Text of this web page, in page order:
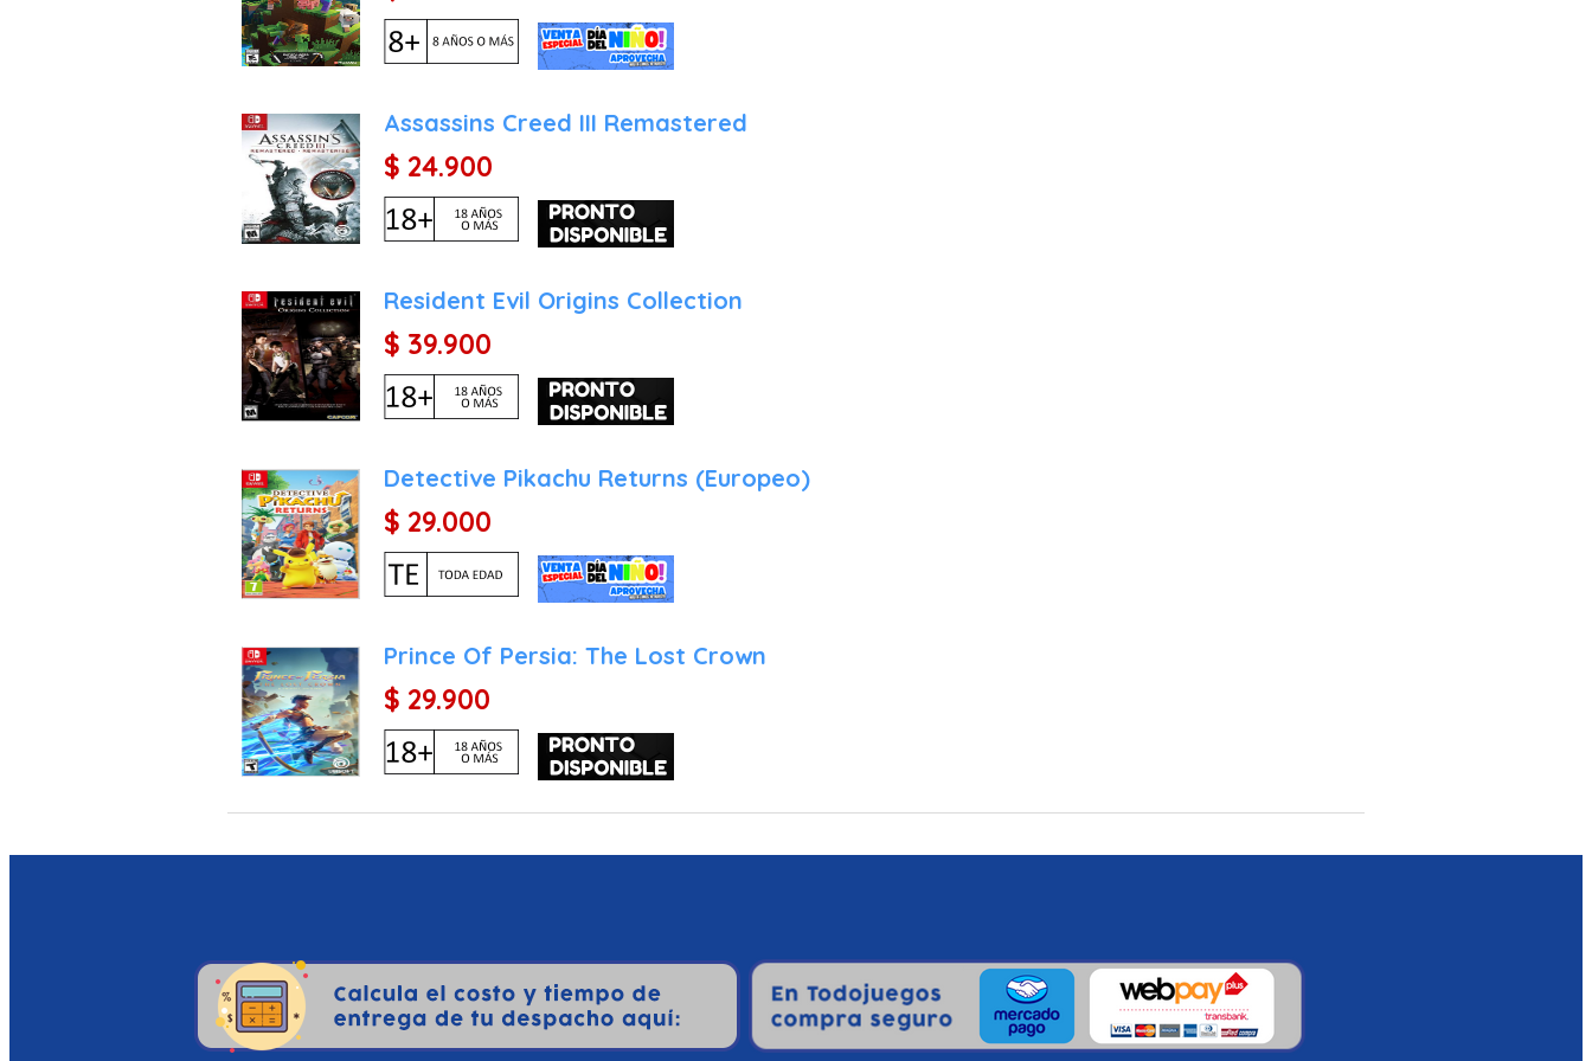
por su optimización y fidelidad técnica:
Optimización Gráfica Superior: El juego corre a una resolución de 720p en modo portátil y 1080p en
inteligente de efectos de iluminación y post-procesado, la atmósfera de los túneles húmedos y la
Todo el Contenido Incluido: Esta edición incluye todos los contenidos descargables (DLC) lanzados
para ambos juegos, lo que añade varias horas de juego adicionales a través de misiones secundarias
Controles por Movimiento (Giroscopio): Una característica exclusiva y muy agradecida en la Switch es
Tiempos de Carga Mejorados: A pesar de la magnitud de los escenarios, los tiempos de carga en la
versión de Switch han sido optimizados para que la transición entre los niveles y las cinemáticas sea
de Artyom cuando se le agota el aire.
¿Por qué comprar Metro Redux para tu Nintendo Switch?
Si eres un entusiasta de las historias profundas y las experiencias de juego que te mantienen al borde
solo paquete. La cantidad de contenido frente al precio lo convierte en una de las mejores inversiones
de valor en el catálogo de la consola.
sobrevives a la siguiente estación.
Un Portento Técnico en tu Bolsillo: Es el juego perfecto para demostrar de lo que es capaz la Nintendo
Switch. Poder jugar a una experiencia tan inmersiva y visualmente potente en cualquier lugar es un
Assassins Creed III Remastered
$ 24.900
Resident Evil Origins Collection
$ 39.900
Detective Pikachu Returns (Europeo)
$ 29.000
Prince Of Persia: The Lost Crown
$ 29.900